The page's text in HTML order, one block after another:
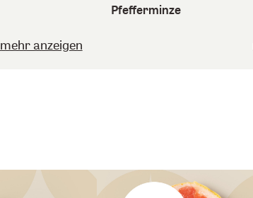
mehr anzeigen
Pfefferminze